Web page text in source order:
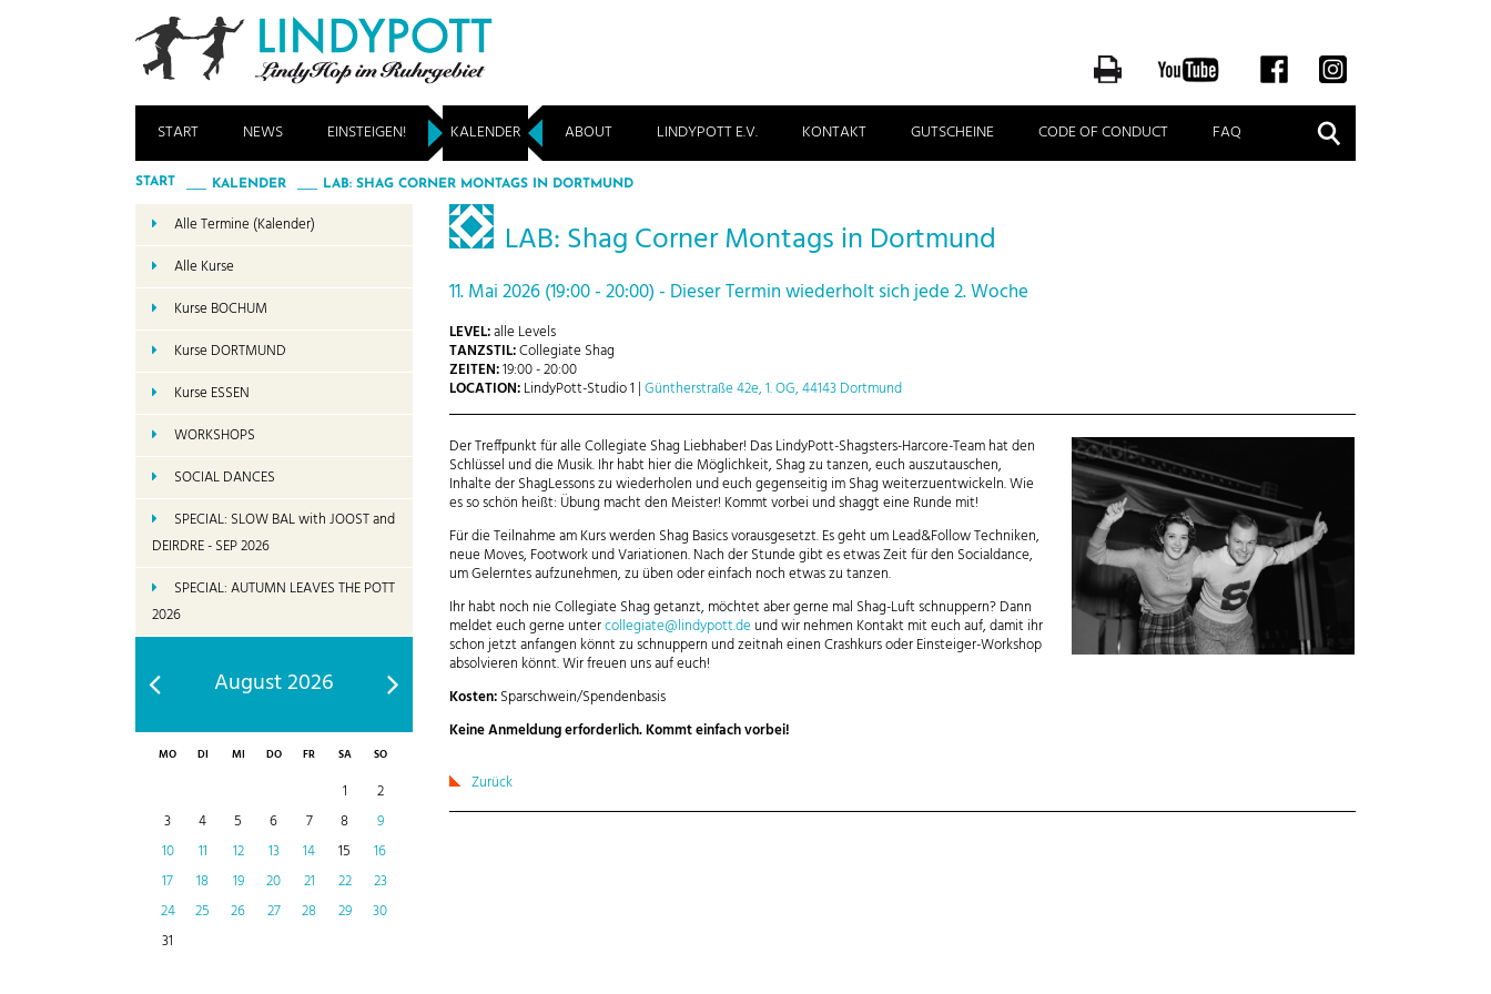
START NEWS EINSTEIGEN! KALENDER ABOUT LINDYPOTT E.V. KONTAKT GUTSCHEINE CODE OF CONDUCT FAQ Suche
START KALENDER LAB: SHAG CORNER MONTAGS IN DORTMUND
LAB: Shag Corner Montags in Dortmund
11. Mai 2026 (19:00 - 20:00) - Dieser Termin wiederholt sich jede 2. Woche
LEVEL:alle Levels
TANZSTIL:Collegiate Shag
ZEITEN:19:00 - 20:00
LOCATION:LindyPott-Studio 1 |Güntherstraße 42e, 1. OG, 44143 Dortmund
Der Treffpunkt für alle Collegiate Shag Liebhaber! Das LindyPott-Shagsters-Harcore-Team hat den
Schlüssel und die Musik. Ihr habt hier die Möglichkeit, Shag zu tanzen, euch auszutauschen,
Inhalte der ShagLessons zu wiederholen und euch gegenseitig im Shag weiterzuentwickeln. Wie
es so schön heißt: Übung macht den Meister! Kommt vorbei und shaggt eine Runde mit!
Für die Teilnahme am Kurs werden Shag Basics vorausgesetzt. Es geht um Lead&Follow Techniken,
neue Moves, Footwork und Variationen. Nach der Stunde gibt es etwas Zeit für den Socialdance,
um Gelerntes aufzunehmen, zu üben oder einfach noch etwas zu tanzen.
Ihr habt noch nie Collegiate Shag getanzt, möchtet aber gerne mal Shag-Luft schnuppern? Dann
meldet euch gerne untercollegiate@lindypott.deund wir nehmen Kontakt mit euch auf, damit ihr
schon jetzt anfangen könnt zu schnuppern und zeitnah einen Crashkurs oder Einsteiger-Workshop
absolvieren könnt. Wir freuen uns auf euch!
Kosten:Sparschwein/Spendenbasis
Keine Anmeldung erforderlich. Kommt einfach vorbei!
Zurück
Alle Termine (Kalender)
Alle Kurse
Kurse BOCHUM
Kurse DORTMUND
Kurse ESSEN
WORKSHOPS
SOCIAL DANCES
SPECIAL: SLOW BAL with JOOST and
DEIRDRE - SEP 2026
SPECIAL: AUTUMN LEAVES THE POTT
2026
August 2026
MO DI MI DO FR SA SO
1
2
3
4 5 6 7 8
9
10
11 12 13 14 15
16
17
18 19 20 21 22
23
24
25 26 27 28 29
30
31